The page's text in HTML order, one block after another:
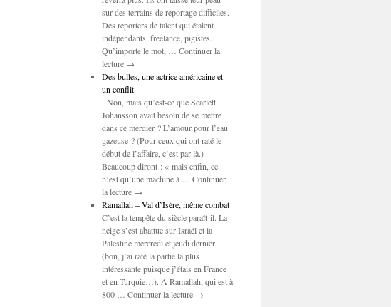
sur des terrains de reportage difficiles.
Des reporters de talent qui étaient
indépendants, freelance, pigistes.
Qu’importe le mot, … Continuer la
lecture →
Des bulles, une actrice américaine et
un conflit
Non, mais qu’est-ce que Scarlett
Johansson avait besoin de se mettre
dans ce merdier ? L’amour pour l’eau
gazeuse ? (Pour ceux qui ont raté le
début de l’affaire, c’est par là.)
Beaucoup diront : « mais enfin, ce
n’est qu’une machine à … Continuer
la lecture →
Ramallah – Val d’Isère, même combat
C’est la tempête du siècle paraît-il. La
neige s’est abattue sur Israël et la
Palestine mercredi et jeudi dernier
(bon, j’ai raté la partie la plus
intéressante puisque j’étais en France
et en Turquie…). A Ramallah, qui est à
800 … Continuer la lecture →